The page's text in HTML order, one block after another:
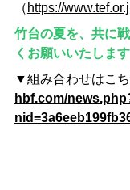
（ https://
竹台の夏を、共に
くお願いいたします
▼組み合わせはこ
hbf.com/